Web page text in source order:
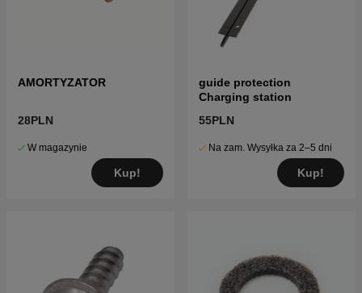
AMORTYZATOR
28PLN
W magazynie
Kup!
guide protection
Charging station
55PLN
Na zam. Wysyłka za 2–5 dni
Kup!